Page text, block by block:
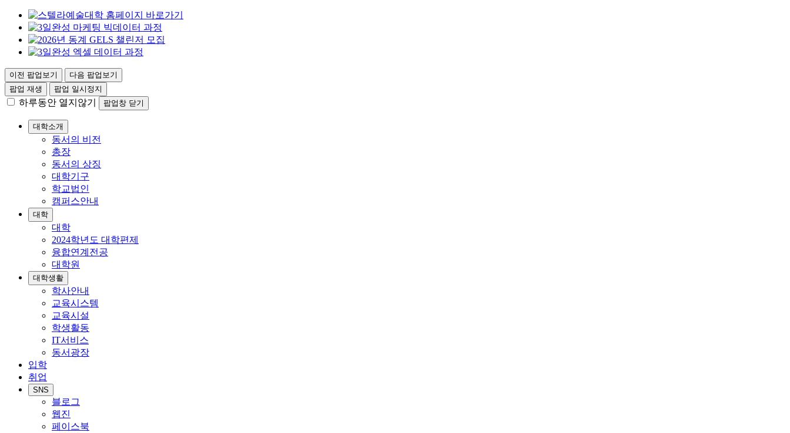
이전 팝업보기
다음 팝업보기
팝업 재생
팝업 일시정지
하루동안 열지않기 팝업창 닫기
대학소개
동서의 비전
총장
동서의 상징
대학기구
학교법인
캠퍼스안내
대학
대학
2024학년도 대학편제
융합연계전공
대학원
대학생활
학사안내
교육시스템
교육시설
학생활동
IT서비스
동서광장
입학
취업
SNS
블로그
웹진
페이스북